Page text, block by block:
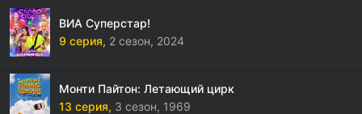
ВИА Суперстар!
9 серия, 2 сезон, 2024
Монти Пайтон: Летающий цирк
13 серия, 3 сезон, 1969